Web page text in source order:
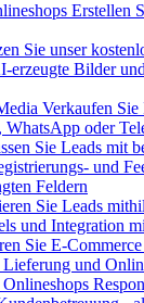
Erstellen
Sie unser
erzeugte Bilder
Verkaufen
WhatsApp oder
Sie Leads mit
und
Feldern
Sie Leads
und Integration
Sie E-
und